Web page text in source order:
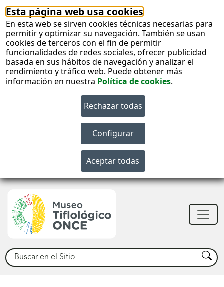
Esta página web usa cookies
En esta web se sirven cookies técnicas necesarias para
permitir y optimizar su navegación. También se usan
cookies de terceros con el fin de permitir
funcionalidades de redes sociales, ofrecer publicidad
basada en sus hábitos de navegación y analizar el
rendimiento y tráfico web. Puede obtener más
información en nuestra Política de cookies.
Buscar Buscar